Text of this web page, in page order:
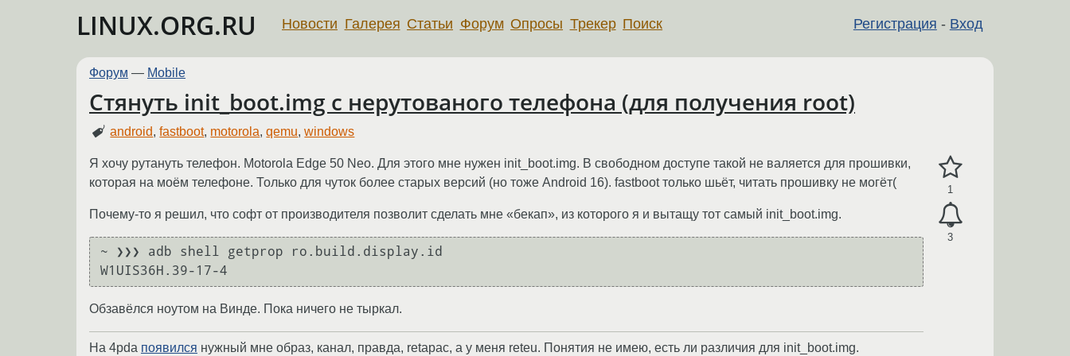
LINUX.ORG.RU Регистрация - Вход
Новости Галерея Статьи Форум Опросы Трекер Поиск
Форум — Mobile
Стянуть init_boot.img с нерутованого телефона (для получения root)
android,fastboot, motorola,qemu,windows
1
3
Я хочу рутануть телефон. Motorola Edge 50 Neo. Для этого мне нужен init_boot.img. В свободном доступе такой не валяется для прошивки,
которая на моём телефоне. Только для чуток более старых версий (но тоже Android 16). fastboot только шьёт, читать прошивку не могёт(
Почему-то я решил, что софт от производителя позволит сделать мне «бекап», из которого я и вытащу тот самый init_boot.img.
~ ❯❯❯ adb shell getprop ro.build.display.id
Обзавёлся ноутом на Винде. Пока ничего не тыркал.
На 4pda появился нужный мне образ, канал, правда, retapac, а у меня reteu. Понятия не имею, есть ли различия для init_boot.img.